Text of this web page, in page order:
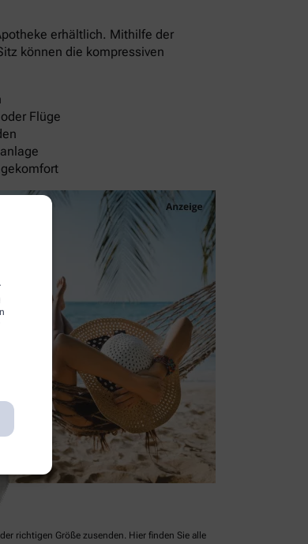
erhältlich. Mithilfe der
können die kompressiven
Flüge
richtigen Größe zusenden. Hier finden Sie alle